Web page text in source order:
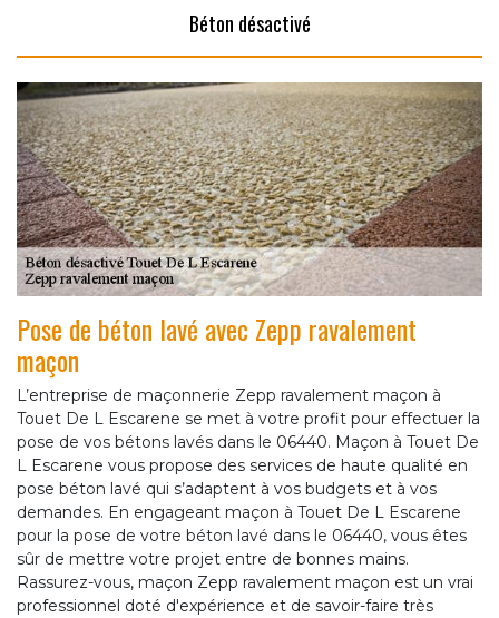
Béton désactivé
Pose de béton lavé avec Zepp ravalement
maçon
L’entreprise de maçonnerie Zepp ravalement maçon à
Touet De L Escarene se met à votre profit pour effectuer la
pose de vos bétons lavés dans le 06440. Maçon à Touet De
L Escarene vous propose des services de haute qualité en
pose béton lavé qui s’adaptent à vos budgets et à vos
demandes. En engageant maçon à Touet De L Escarene
pour la pose de votre béton lavé dans le 06440, vous êtes
sûr de mettre votre projet entre de bonnes mains.
Rassurez-vous, maçon Zepp ravalement maçon est un vrai
professionnel doté d'expérience et de savoir-faire très